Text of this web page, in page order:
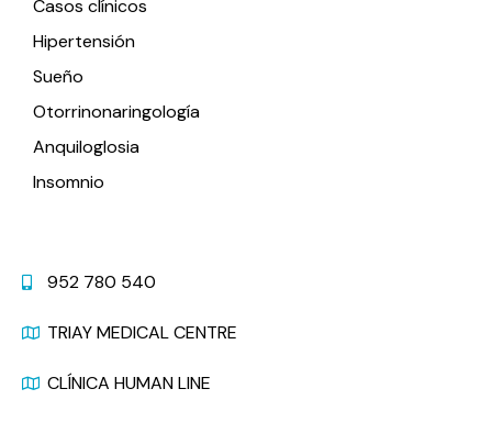
Casos clínicos
Hipertensión
Sueño
Otorrinonaringología
Anquiloglosia
Insomnio
952 780 540
TRIAY MEDICAL CENTRE
CLÍNICA HUMAN LINE